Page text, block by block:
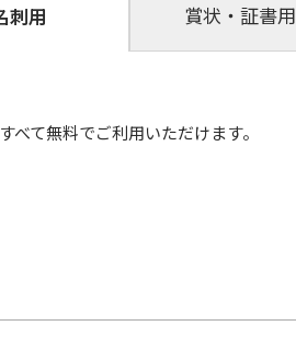
刺用 賞状・証書用
て無料でご利用いただけます。